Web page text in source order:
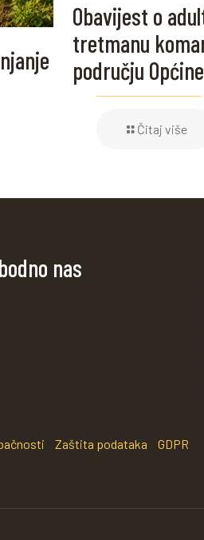
Obavijest o
tretmanu
području
Čitaj više
nas
Zaštita podataka GDPR